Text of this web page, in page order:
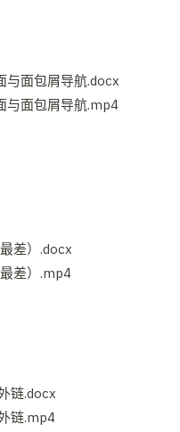
与面包屑导航.docx
与面包屑导航.mp4
差）.docx
差）.mp4
链.docx
链.mp4